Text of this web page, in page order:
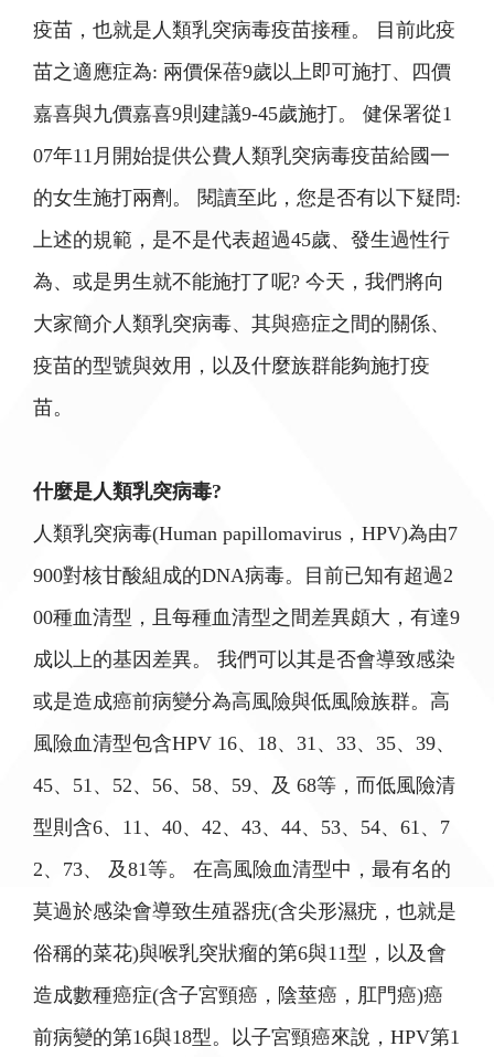
疫苗，也就是人類乳突病毒疫苗接種。 目前此疫
苗之適應症為: 兩價保蓓9歲以上即可施打、四價
嘉喜與九價嘉喜9則建議9-45歲施打。 健保署從1
07年11月開始提供公費人類乳突病毒疫苗給國一
的女生施打兩劑。 閱讀至此，您是否有以下疑問:
上述的規範，是不是代表超過45歲、發生過性行
為、或是男生就不能施打了呢? 今天，我們將向
大家簡介人類乳突病毒、其與癌症之間的關係、
疫苗的型號與效用，以及什麼族群能夠施打疫
苗。
什麼是人類乳突病毒?
人類乳突病毒(Human papillomavirus，HPV)為由7
900對核甘酸組成的DNA病毒。目前已知有超過2
00種血清型，且每種血清型之間差異頗大，有達9
成以上的基因差異。 我們可以其是否會導致感染
或是造成癌前病變分為高風險與低風險族群。高
風險血清型包含HPV 16、18、31、33、35、39、
45、51、52、56、58、59、及 68等，而低風險清
型則含6、11、40、42、43、44、53、54、61、7
2、73、 及81等。 在高風險血清型中，最有名的
莫過於感染會導致生殖器疣(含尖形濕疣，也就是
俗稱的菜花)與喉乳突狀瘤的第6與11型，以及會
造成數種癌症(含子宮頸癌，陰莖癌，肛門癌)癌
前病變的第16與18型。以子宮頸癌來說，HPV第1